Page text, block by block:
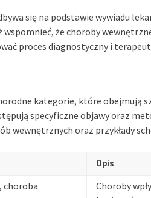
się na podstawie wywiadu
wspomnieć, że choroby
proces diagnostyczny i
kategorie, które obejmują
specyficzne objawy oraz
wewnętrznych oraz przykłady
Opis
choroba
Choroby